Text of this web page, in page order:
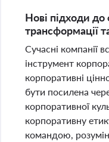
Нові підходи
трансформації
Сучасні компанії
інструмент
корпоративні
бути посилена
корпоративної
корпоративну
командою,